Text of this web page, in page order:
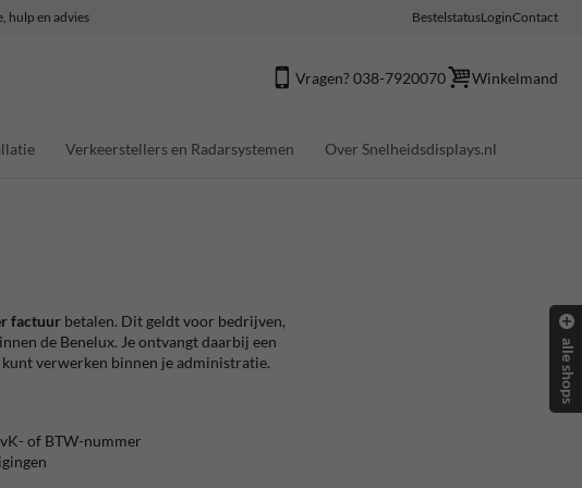
hulp en advies BestelstatusLoginContact
Vragen? 038-7920070 Winkelmand
Verkeerstellers en Radarsystemen Over Snelheidsdisplays.nl
factuurbetalen. Dit geldt voor bedrijven,
de Benelux. Je ontvangt daarbij een
verwerken binnen je administratie.
of BTW-nummer
alle shops